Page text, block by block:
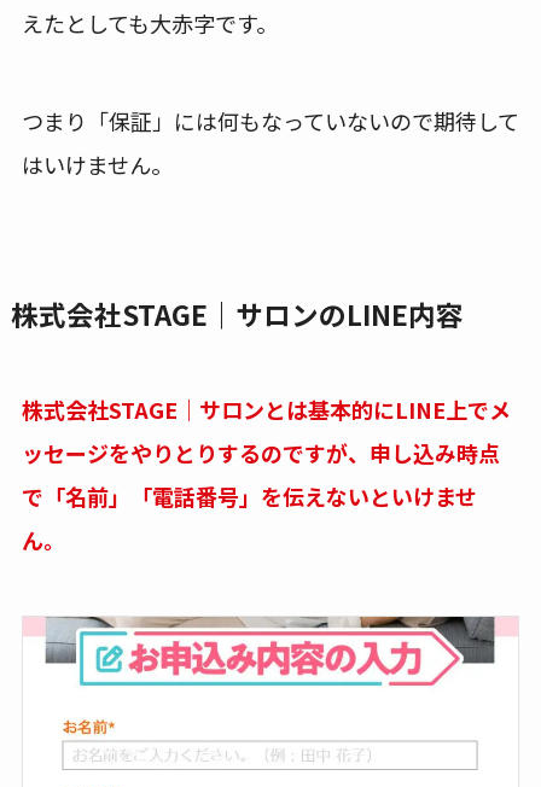
えたとしても大赤字です。
つまり「保証」には何もなっていないので期待して
はいけません。
株式会社STAGE｜サロンのLINE内容
株式会社STAGE｜サロンとは基本的にLINE上でメ
ッセージをやりとりするのですが、申し込み時点
で「名前」「電話番号」を伝えないといけませ
ん。